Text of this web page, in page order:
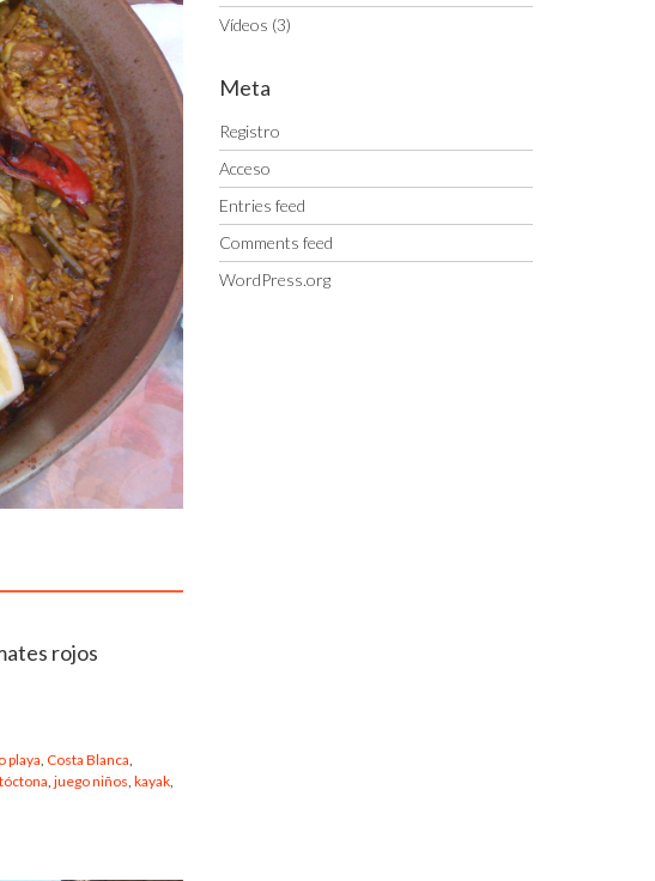
rojos
playa Costa Blanca
juego niños kayak
Vídeos (3)
Meta
Registro
Acceso
Entries feed
Comments feed
WordPress.org